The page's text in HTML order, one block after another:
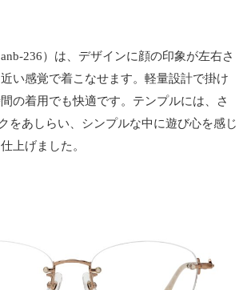
236）は、デザインに顔の印象が左右さ
い感覚で着こなせます。軽量設計で掛け
の着用でも快適です。テンプルには、さ
をあしらい、シンプルな中に遊び心を感じ
上げました。